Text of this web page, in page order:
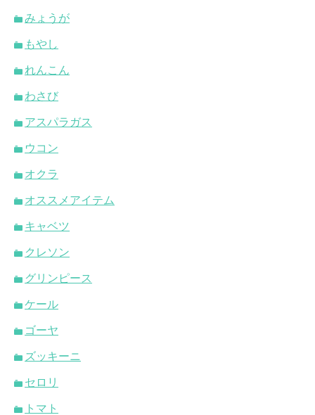
みょうが
もやし
れんこん
わさび
アスパラガス
ウコン
オクラ
オススメアイテム
キャベツ
クレソン
グリンピース
ケール
ゴーヤ
ズッキーニ
セロリ
トマト